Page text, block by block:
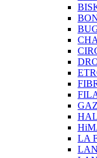
LA